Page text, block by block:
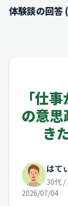
体験談の回答
「仕
の意思
き
はて
30代 /
2026/07/04